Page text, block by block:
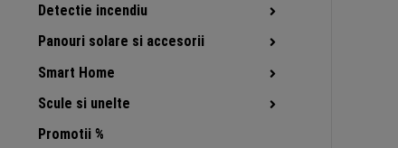
Detectie incendiu
Panouri solare si accesorii
Smart Home
Scule si unelte
Promotii %